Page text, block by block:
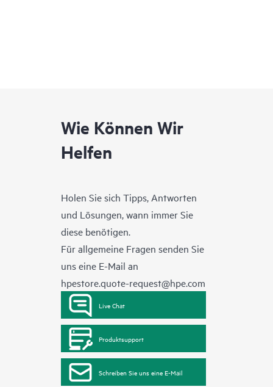
Wie Können Wir
Helfen
Holen Sie sich Tipps, Antworten
und Lösungen, wann immer Sie
diese benötigen.
Für allgemeine Fragen senden Sie
uns eine E-Mail an
hpestore.quote-request@hpe.com
Live Chat
Produktsupport
Schreiben Sie uns eine E-Mail